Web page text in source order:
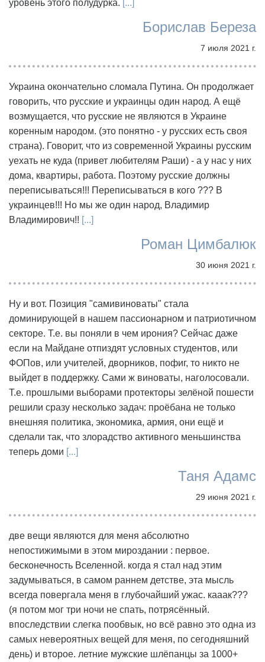
уровень этого полудурка. [...]
Борислав Береза
7 июля 2021 г.
Украина окончательно сломала Путина. Он продолжает
говорить, что русские и украинцы один народ. А ещё
возмущается, что русские не являются в Украине
коренным народом. (это понятно - у русских есть своя
страна). Говорит, что из современной Украины русским
уехать не куда (привет любителям Раши) - а у нас у них
дома, квартиры, работа. Поэтому русские должны
переписываться!!! Переписываться в кого ??? В
украинцев!!! Но мы же один народ, Владимир
Владимирович!! [...]
Роман Цимбалюк
30 июня 2021 г.
Ну и вот. Позиция "самивиноваты" стала
доминирующей в нашем пассионарном и патриотичном
секторе. Т.е. вы поняли в чем ирония? Сейчас даже
если на Майдане отпиздят условных студентов, или
ФОПов, или учителей, дворников, пофиг, то никто не
выйдет в поддержку. Сами ж виноваты, наголосовали.
Т.е. прошлыми выборами протекторы зелёной пошести
решили сразу несколько задач: проёбана не только
внешняя политика, экономика, армия, они ещё и
сделали так, что злорадство активного меньшинства
теперь доми [...]
Таня Адамс
29 июня 2021 г.
две вещи являются для меня абсолютно
непостижимыми в этом мироздании : первое.
бесконечность Вселенной. когда я стал над этим
задумываться, в самом раннем детстве, эта мысль
всегда повергала меня в глубочайший ужас. кааак???
(я потом мог три ночи не спать, потрясённый.
впоследствии слегка пообвык, но всё равно это одна из
самых невероятных вещей для меня, по сегодняшний
день) и второе. летние мужские шлёпанцы за 1000+